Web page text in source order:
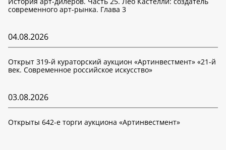
современного арт-рынка. Глава 3
04.08.2026
Открыт 319-й кураторский аукцион «Артинвестмент» «21-й
век. Современное российское искусство»
03.08.2026
Открыты 642-е торги аукциона «Артинвестмент»